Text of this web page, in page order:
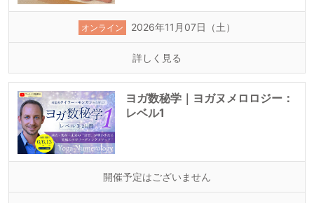
オンライン 2026年11月07日（土）
詳しく見る
ヨガ数秘学｜ヨガヌメロロジー：
レベル1
開催予定はございません